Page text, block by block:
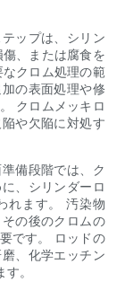
ップは、シリン
、または腐食を
クロム処理の範
の表面処理や修
クロムメッキロ
や欠陥に対処す
備段階では、ク
、シリンダーロ
れます。 汚染物
の後のクロムの
です。 ロッドの
、化学エッチン
。